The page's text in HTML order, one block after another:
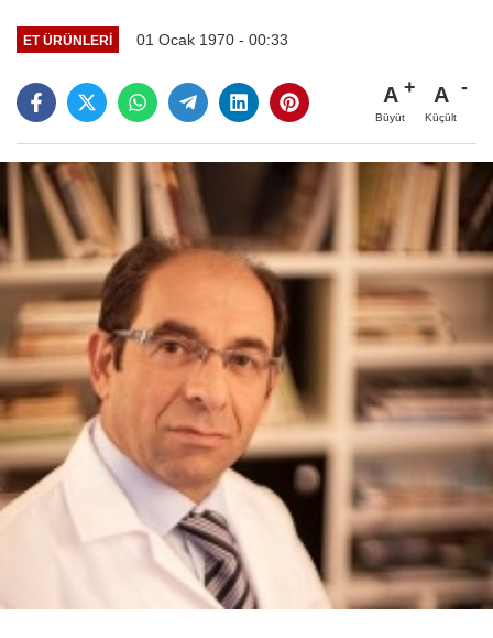
ET ÜRÜNLERI 01 Ocak 1970 - 00:33
A
Büyüt
A
Küçült